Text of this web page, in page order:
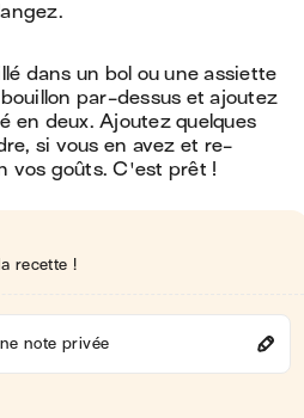
dans un bol ou une assiette
par-dessus et ajoutez
en deux. Ajoutez quelques
si vous en avez et re-
vos goûts. C'est prêt !
recette !
note privée